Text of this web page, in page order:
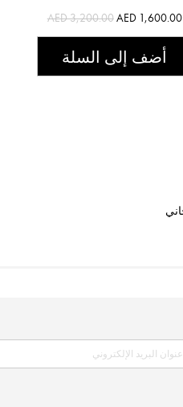
AED 3,200.00AED 1,600.00
أضف إلى السلة